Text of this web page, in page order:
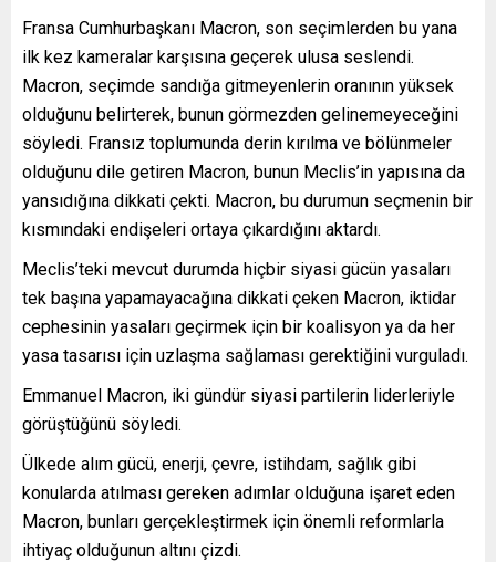
Fransa Cumhurbaşkanı Macron, son seçimlerden bu yana
ilk kez kameralar karşısına geçerek ulusa seslendi.
Macron, seçimde sandığa gitmeyenlerin oranının yüksek
olduğunu belirterek, bunun görmezden gelinemeyeceğini
söyledi. Fransız toplumunda derin kırılma ve bölünmeler
olduğunu dile getiren Macron, bunun Meclis’in yapısına da
yansıdığına dikkati çekti. Macron, bu durumun seçmenin bir
kısmındaki endişeleri ortaya çıkardığını aktardı.
Meclis’teki mevcut durumda hiçbir siyasi gücün yasaları
tek başına yapamayacağına dikkati çeken Macron, iktidar
cephesinin yasaları geçirmek için bir koalisyon ya da her
yasa tasarısı için uzlaşma sağlaması gerektiğini vurguladı.
Emmanuel Macron, iki gündür siyasi partilerin liderleriyle
görüştüğünü söyledi.
Ülkede alım gücü, enerji, çevre, istihdam, sağlık gibi
konularda atılması gereken adımlar olduğuna işaret eden
Macron, bunları gerçekleştirmek için önemli reformlarla
ihtiyaç olduğunun altını çizdi.